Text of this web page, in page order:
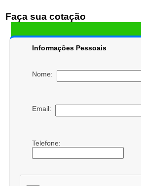
Faça sua cotação
Informações Pessoais
Nome:
Email:
Telefone: